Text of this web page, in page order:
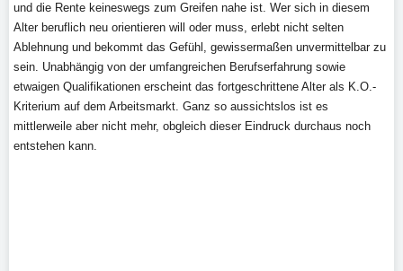
und die Rente keineswegs zum Greifen nahe ist. Wer sich in diesem
Alter beruflich neu orientieren will oder muss, erlebt nicht selten
Ablehnung und bekommt das Gefühl, gewissermaßen unvermittelbar zu
sein. Unabhängig von der umfangreichen Berufserfahrung sowie
etwaigen Qualifikationen erscheint das fortgeschrittene Alter als K.O.-
Kriterium auf dem Arbeitsmarkt. Ganz so aussichtslos ist es
mittlerweile aber nicht mehr, obgleich dieser Eindruck durchaus noch
entstehen kann.